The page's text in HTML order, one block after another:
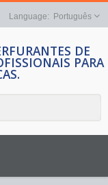
Português
DE
PARA